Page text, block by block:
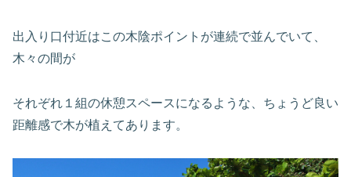
出入り口付近はこの木陰ポイントが連続で並んでいて、
木々の間が
それぞれ１組の休憩スペースになるような、ちょうど良い
距離感で木が植えてあります。